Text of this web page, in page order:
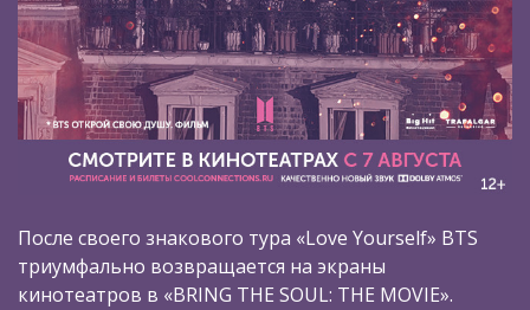
После своего знакового тура «Love Yourself» BTS
триумфально возвращается на экраны
кинотеатров в «BRING THE SOUL: THE MOVIE».